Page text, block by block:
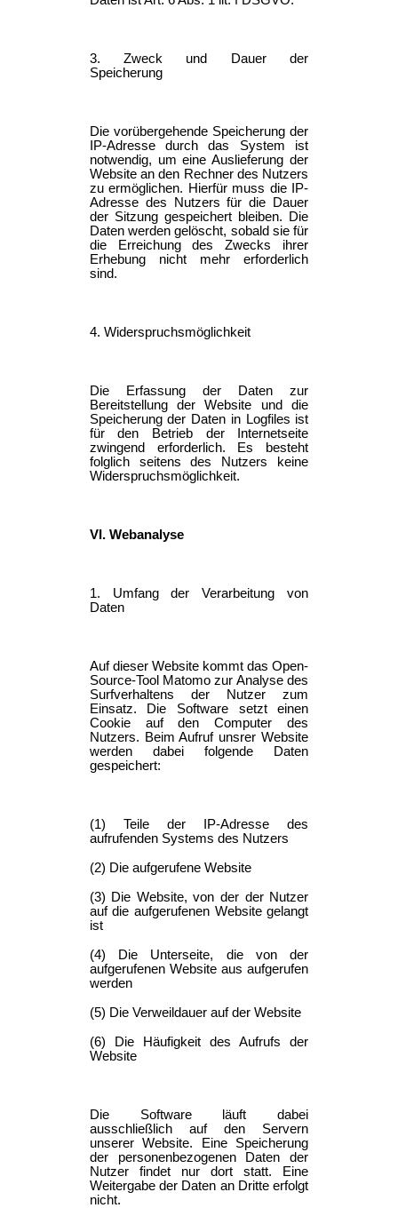
3. Zweck und Dauer der
Speicherung
Die vorübergehende Speicherung der
IP-Adresse durch das System ist
notwendig, um eine Auslieferung der
Website an den Rechner des Nutzers
zu ermöglichen. Hierfür muss die IP-
Adresse des Nutzers für die Dauer
der Sitzung gespeichert bleiben. Die
Daten werden gelöscht, sobald sie für
die Erreichung des Zwecks ihrer
Erhebung nicht mehr erforderlich
sind.
4. Widerspruchsmöglichkeit
Die Erfassung der Daten zur
Bereitstellung der Website und die
Speicherung der Daten in Logfiles ist
für den Betrieb der Internetseite
zwingend erforderlich. Es besteht
folglich seitens des Nutzers keine
Widerspruchsmöglichkeit.
VI. Webanalyse
1. Umfang der Verarbeitung von
Daten
Auf dieser Website kommt das Open-
Source-Tool Matomo zur Analyse des
Surfverhaltens der Nutzer zum
Einsatz. Die Software setzt einen
Cookie auf den Computer des
Nutzers. Beim Aufruf unsrer Website
werden dabei folgende Daten
gespeichert:
(1) Teile der IP-Adresse des
aufrufenden Systems des Nutzers
(2) Die aufgerufene Website
(3) Die Website, von der der Nutzer
auf die aufgerufenen Website gelangt
ist
(4) Die Unterseite, die von der
aufgerufenen Website aus aufgerufen
werden
(5) Die Verweildauer auf der Website
(6) Die Häufigkeit des Aufrufs der
Website
Die Software läuft dabei
ausschließlich auf den Servern
unserer Website. Eine Speicherung
der personenbezogenen Daten der
Nutzer findet nur dort statt. Eine
Weitergabe der Daten an Dritte erfolgt
nicht.